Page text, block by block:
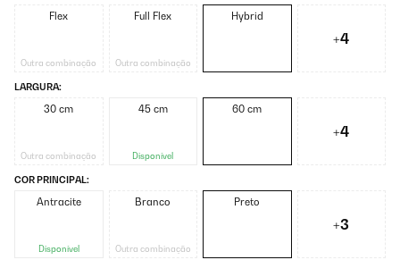
Flex
Outra combinação
Full Flex
Outra combinação
Hybrid
+4
LARGURA:
30 cm
Outra combinação
45 cm
Disponível
60 cm
+4
COR PRINCIPAL:
Antracite
Disponível
Branco
Outra combinação
Preto
+3